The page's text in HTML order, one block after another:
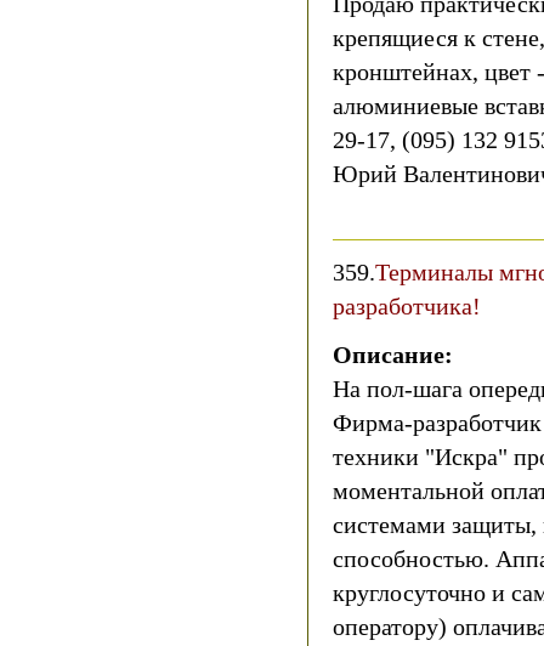
крепящиеся к
кронштейнах, цвет
алюминиевые
29-17, (095) 132
Юрий
359.Терминалы
разработчика!
Описание:
На пол-шага
Фирма-
техники "Искра"
моментальной
системами
способностью.
круглосуточно и
оператору)